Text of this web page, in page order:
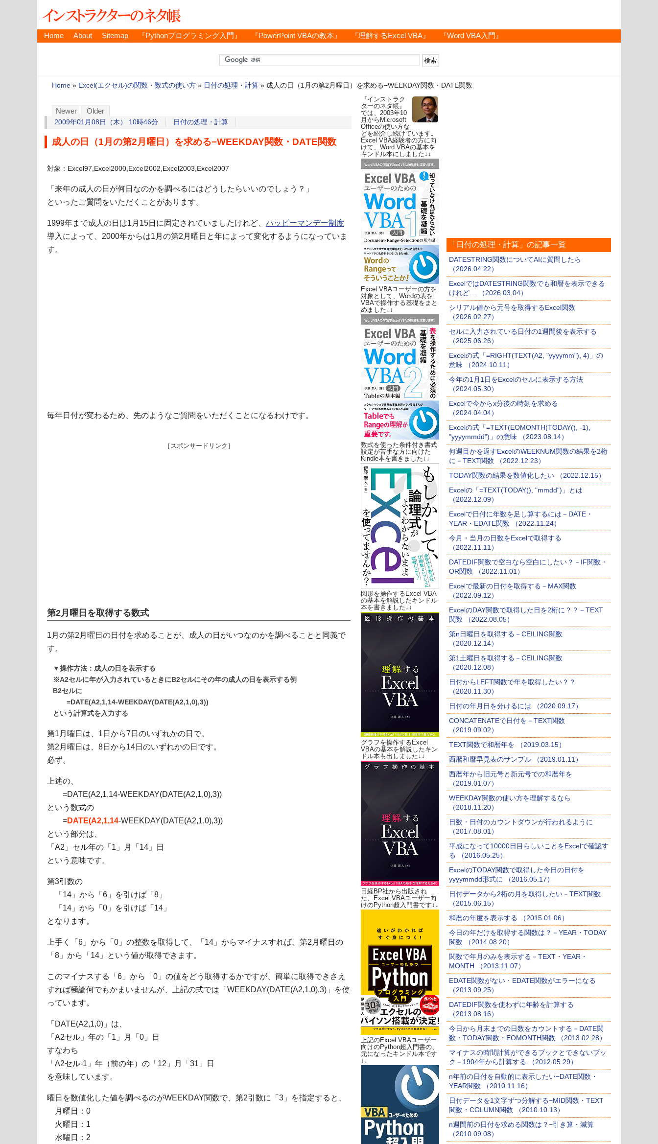
Home About Sitemap 『Pythonプログラミング入門』 『PowerPoint VBAの教本』 『理解するExcel VBA』 『Word VBA入門』
Home » Excel(エクセル)の関数・数式の使い方 » 日付の処理・計算 » 成人の日（1月の第2月曜日）を求める−WEEKDAY関数・DATE関数
Newer Older
2009年01月08日（木） 10時46分 日付の処理・計算
成人の日（1月の第2月曜日）を求める−WEEKDAY関数・DATE関数
対象：Excel97,Excel2000,Excel2002,Excel2003,Excel2007
「来年の成人の日が何日なのかを調べるにはどうしたらいいのでしょう？」
といったご質問をいただくことがあります。
1999年まで成人の日は1月15日に固定されていましたけれど、 ハッピーマンデー制度
導入によって、2000年からは1月の第2月曜日と年によって変化するようになっていま
す。
毎年日付が変わるため、先のようなご質問をいただくことになるわけです。
［スポンサードリンク］
第2月曜日を取得する数式
1月の第2月曜日の日付を求めることが、成人の日がいつなのかを調べることと同義で
す。
▼操作方法：成人の日を表示する
※A2セルに年が入力されているときにB2セルにその年の成人の日を表示する例
B2セルに
=DATE(A2,1,14-WEEKDAY(DATE(A2,1,0),3))
という計算式を入力する
第1月曜日は、1日から7日のいずれかの日で、
第2月曜日は、8日から14日のいずれかの日です。
必ず。
上述の、
=DATE(A2,1,14-WEEKDAY(DATE(A2,1,0),3))
という数式の
=DATE(A2,1,14-WEEKDAY(DATE(A2,1,0),3))
という部分は、
「A2」セル年の「1」月「14」日
という意味です。
第3引数の
「14」から「6」を引けば「8」
「14」から「0」を引けば「14」
となります。
上手く「6」から「0」の整数を取得して、「14」からマイナスすれば、第2月曜日の
「8」から「14」という値が取得できます。
このマイナスする「6」から「0」の値をどう取得するかですが、簡単に取得できさえ
すれば極論何でもかまいませんが、上記の式では「WEEKDAY(DATE(A2,1,0),3)」を使
っています。
「DATE(A2,1,0)」は、
「A2セル」年の「1」月「0」日
すなわち
「A2セル-1」年（前の年）の「12」月「31」日
を意味しています。
曜日を数値化した値を調べるのがWEEKDAY関数で、第2引数に「3」を指定すると、
月曜日：0
火曜日：1
水曜日：2
『インストラク
ターのネタ帳』
では、2003年10
月からMicrosoft
Officeの使い方な
どを紹介し続けています。
Excel VBA経験者の方に向
けて、Word VBAの基本を
キンドル本にしました↓↓
Excel VBAユーザーの方を
対象として、Wordの表を
VBAで操作する基礎をまと
めました↓↓
数式を使った条件付き書式
設定が苦手な方に向けた
Kindle本を書きました↓↓
図形を操作するExcel VBA
の基本を解説したキンドル
本を書きました↓↓
グラフを操作するExcel
VBAの基本を解説したキン
ドル本も出しました↓↓
日経BP社から出版され
た、Excel VBAユーザー向
けのPython超入門書です↓↓
上記のExcel VBAユーザー
向けのPython超入門書の、
元になったキンドル本です
↓↓
「日付の処理・計算」の記事一覧
DATESTRING関数についてAIに質問したら
（2026.04.22）
ExcelではDATESTRING関数でも和暦を表示できる
けれど… （2026.03.04）
シリアル値から元号を取得するExcel関数
（2026.02.27）
セルに入力されている日付の1週間後を表示する
（2025.06.26）
Excelの式「=RIGHT(TEXT(A2, "yyyymm"), 4)」の
意味 （2024.10.11）
今年の1月1日をExcelのセルに表示する方法
（2024.05.30）
Excelで今からx分後の時刻を求める
（2024.04.04）
Excelの式「=TEXT(EOMONTH(TODAY(), -1),
"yyyymmdd")」の意味 （2023.08.14）
何週目かを返すExcelのWEEKNUM関数の結果を2桁
に－TEXT関数 （2022.12.23）
TODAY関数の結果を数値化したい （2022.12.15）
Excelの「=TEXT(TODAY(), "mmdd")」とは
（2022.12.09）
Excelで日付に年数を足し算するには－DATE・
YEAR・EDATE関数 （2022.11.24）
今月・当月の日数をExcelで取得する
（2022.11.11）
DATEDIF関数で空白なら空白にしたい？－IF関数・
OR関数 （2022.11.01）
Excelで最新の日付を取得する－MAX関数
（2022.09.12）
ExcelのDAY関数で取得した日を2桁に？？－TEXT
関数 （2022.08.05）
第n日曜日を取得する－CEILING関数
（2020.12.14）
第1土曜日を取得する－CEILING関数
（2020.12.08）
日付からLEFT関数で年を取得したい？？
（2020.11.30）
日付の年月日を分けるには （2020.09.17）
CONCATENATEで日付を－TEXT関数
（2019.09.02）
TEXT関数で和暦年を （2019.03.15）
西暦和暦早見表のサンプル （2019.01.11）
西暦年から旧元号と新元号での和暦年を
（2019.01.07）
WEEKDAY関数の使い方を理解するなら
（2018.11.20）
日数・日付のカウントダウンが行われるように
（2017.08.01）
平成になって10000日目らしいことをExcelで確認す
る （2016.05.25）
ExcelのTODAY関数で取得した今日の日付を
yyyymmdd形式に （2016.05.17）
日付データから2桁の月を取得したい－TEXT関数
（2015.06.15）
和暦の年度を表示する （2015.01.06）
今日の年だけを取得する関数は？－YEAR・TODAY
関数 （2014.08.20）
関数で年月のみを表示する－TEXT・YEAR・
MONTH （2013.11.07）
EDATE関数がない・EDATE関数がエラーになる
（2013.09.25）
DATEDIF関数を使わずに年齢を計算する
（2013.08.16）
今日から月末までの日数をカウントする－DATE関
数・TODAY関数・EOMONTH関数 （2013.02.28）
マイナスの時間計算ができるブックとできないブッ
ク－1904年から計算する （2012.05.29）
n年前の日付を自動的に表示したい−DATE関数・
YEAR関数 （2010.11.16）
日付データを1文字ずつ分解する−MID関数・TEXT
関数・COLUMN関数 （2010.10.13）
n週間前の日付を求める関数は？−引き算・減算
（2010.09.08）